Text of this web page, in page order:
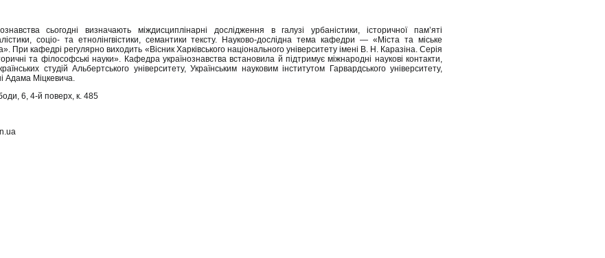
сьогодні визначають міждисциплінарні дослідження в галузі урбаністики, історичної пам’яті
соціо- та етнолінгвістики, семантики тексту. Науково-дослідна тема кафедри — «Міста та міське
При кафедрі регулярно виходить «Вісник Харківського національного університету імені В. Н. Каразіна. Серія
та філософські науки». Кафедра українознавства встановила й підтримує міжнародні наукові контакти,
студій Альбертського університету, Українським науковим інститутом Гарвардського університету,
Адама Міцкевича.
6, 4-й поверх, к. 485